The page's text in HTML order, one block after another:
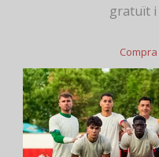
gratuït i